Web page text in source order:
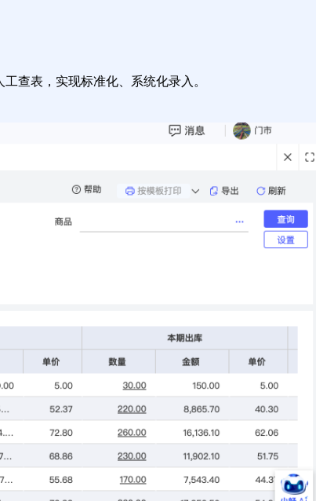
查表，实现标准化、系统化录入。